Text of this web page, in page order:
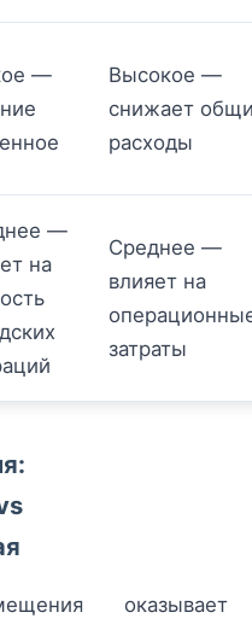
—
Высокое —
снижает
расходы
—
на
Среднее —
влияет на
затраты
оказывает